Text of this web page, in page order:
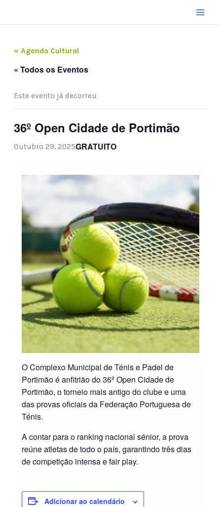
« Agenda Cultural
« Todos os Eventos
Este evento já decorreu.
36º Open Cidade de Portimão
Outubro 29, 2025GRATUITO
O Complexo Municipal de Ténis e Padel de
Portimão é anfitrião do 36º Open Cidade de
Portimão, o torneio mais antigo do clube e uma
das provas oficiais da Federação Portuguesa de
Ténis.
A contar para o ranking nacional sénior, a prova
reúne atletas de todo o país, garantindo três dias
de competição intensa e fair play.
Adicionar ao calendário